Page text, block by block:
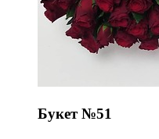
Букет №51